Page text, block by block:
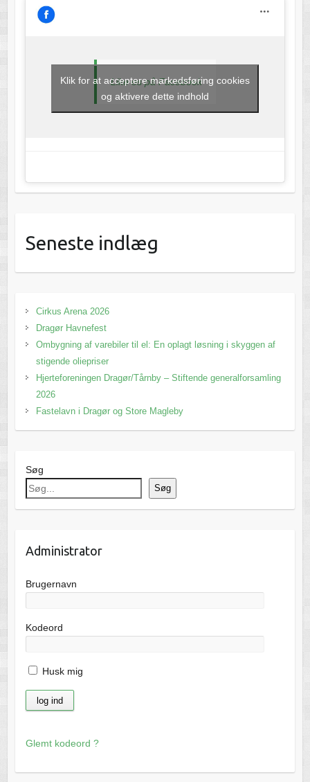
Like os på Facebook
Klik for at acceptere markedsføring cookies
og aktivere dette indhold
Seneste indlæg
Cirkus Arena 2026
Dragør Havnefest
Ombygning af varebiler til el: En oplagt løsning i skyggen af
stigende oliepriser
Hjerteforeningen Dragør/Tårnby – Stiftende generalforsamling
2026
Fastelavn i Dragør og Store Magleby
Søg
Søg
Administrator
Brugernavn
Kodeord
Husk mig
Glemt kodeord ?